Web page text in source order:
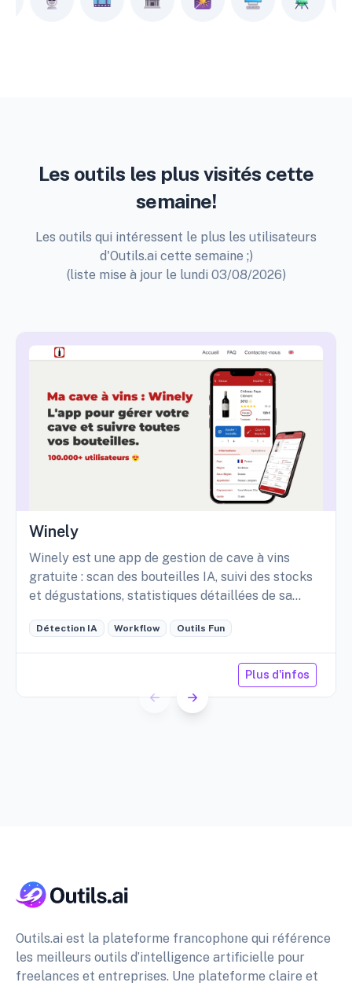
Les outils les plus visités cette
semaine!
Les outils qui intéressent le plus les utilisateurs
d'Outils.ai cette semaine ;)
(liste mise à jour le lundi 03/08/2026)
Winely
Winely est une app de gestion de cave à vins
gratuite : scan des bouteilles IA, suivi des stocks
et dégustations, statistiques détaillées de sa
Détection IA Workflow Outils Fun
Plus d'infos
Outils.ai est la plateforme francophone qui référence
les meilleurs outils d’intelligence artificielle pour
freelances et entreprises. Une plateforme claire et